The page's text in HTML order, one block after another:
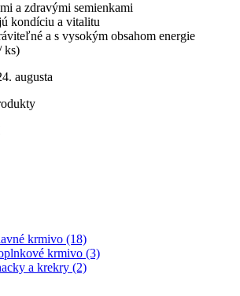
a zdravými semienkami
kondíciu a vitalitu
a s vysokým obsahom energie
ks)
augusta
krmivo (18)
krmivo (3)
a krekry (2)